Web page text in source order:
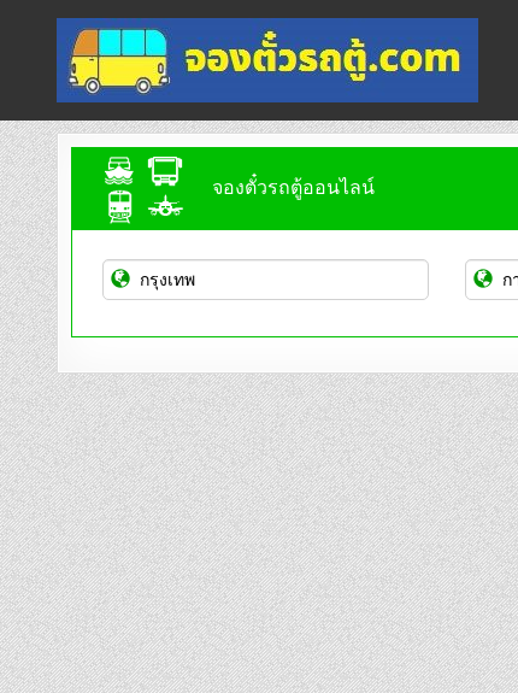
content
จองตั๋วรถตู้ออนไลน์
บริการจองตั๋วรถตู้ออนไลน์
จองตั๋วรถตู้ออนไลน์